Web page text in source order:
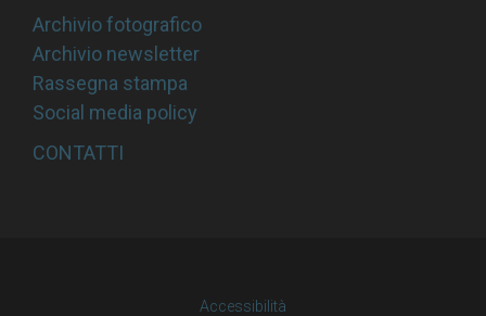
Archivio fotografico
Archivio newsletter
Rassegna stampa
Social media policy
CONTATTI
Accessibilità